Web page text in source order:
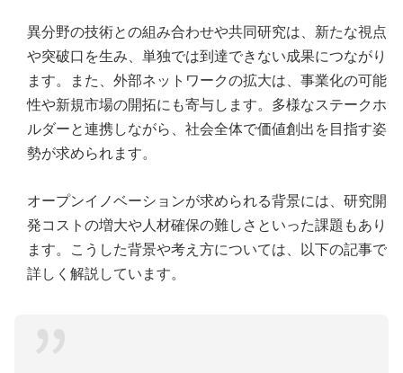
異分野の技術との組み合わせや共同研究は、新たな視点
や突破口を生み、単独では到達できない成果につながり
ます。また、外部ネットワークの拡大は、事業化の可能
性や新規市場の開拓にも寄与します。多様なステークホ
ルダーと連携しながら、社会全体で価値創出を目指す姿
勢が求められます。
オープンイノベーションが求められる背景には、研究開
発コストの増大や人材確保の難しさといった課題もあり
ます。こうした背景や考え方については、以下の記事で
詳しく解説しています。